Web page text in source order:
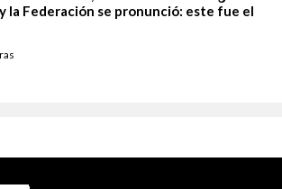
la Federación se pronunció: este fue el